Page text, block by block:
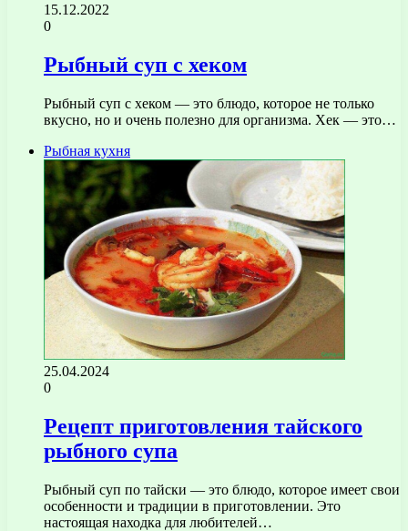
15.12.2022
0
Рыбный суп с хеком
Рыбный суп с хеком — это блюдо, которое не только
вкусно, но и очень полезно для организма. Хек — это…
Рыбная кухня
25.04.2024
0
Рецепт приготовления тайского
рыбного супа
Рыбный суп по тайски — это блюдо, которое имеет свои
особенности и традиции в приготовлении. Это
настоящая находка для любителей…